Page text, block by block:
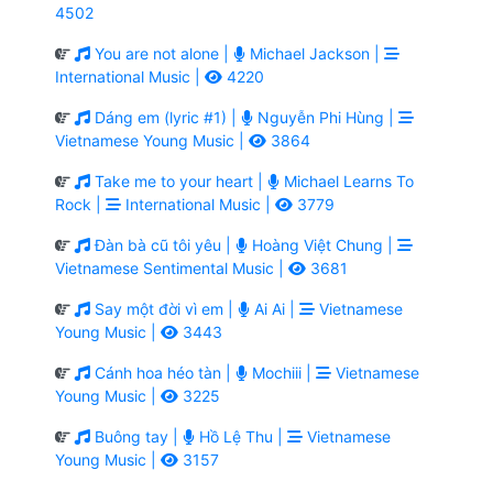
4502
You are not alone |
Michael Jackson |
International Music |
4220
Dáng em (lyric #1) |
Nguyễn Phi Hùng |
Vietnamese Young Music |
3864
Take me to your heart |
Michael Learns To
Rock |
International Music | 3779
Đàn bà cũ tôi yêu |
Hoàng Việt Chung |
Vietnamese Sentimental Music |
3681
Say một đời vì em | Ai Ai |
Vietnamese
Young Music |
3443
Cánh hoa héo tàn | Mochiii |
Vietnamese
Young Music |
3225
Buông tay | Hồ Lệ Thu |
Vietnamese
Young Music |
3157